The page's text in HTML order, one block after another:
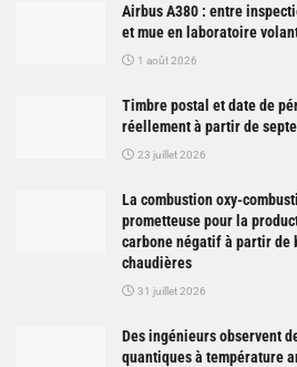
Airbus A380 : entre
et mue en laboratoire
1 août 2026
Timbre postal et date de
réellement à partir de
23 juillet 2026
La combustion oxy-
prometteuse pour la
carbone négatif à partir de
chaudières
31 juillet 2026
Des ingénieurs observent
quantiques à température